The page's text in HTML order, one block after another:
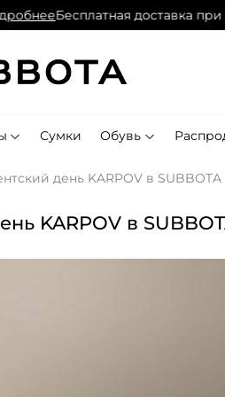
Бесплатная доставка при
Сумки Обувь
день KARPOV в SUBBOTA
KARPOV в